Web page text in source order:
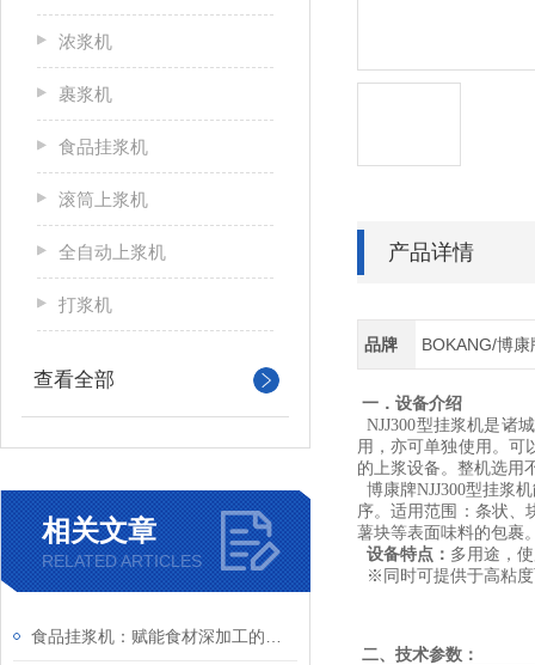
浓浆机
裹浆机
食品挂浆机
滚筒上浆机
全自动上浆机
打浆机
查看全部
相关文章
RELATED ARTICLES
产品详情
品牌 BOKANG/博康
一．设备介绍
NJJ300型挂浆机是诸
用，亦可单独使用。可
的上浆设备。整机选用
博康牌NJJ300型挂浆
序。适用范围：条状、
薯块等表面味料的包裹
设备特点： 多用途，
※同时可提供于高粘度
二、技术参数：